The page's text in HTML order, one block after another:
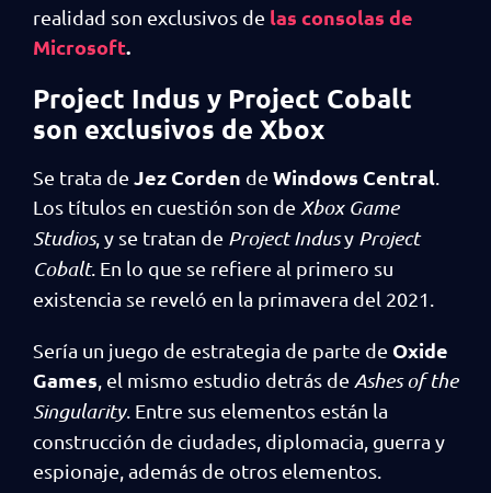
realidad son exclusivos de las consolas de
Microsoft.
Project Indus y Project Cobalt
son exclusivos de Xbox
Se trata de Jez Corden de Windows Central
Los títulos en cuestión son de Xbox Game
Studios, y se tratan de Project Indusy Project
Cobalt. En lo que se refiere al primero su
existencia se reveló en la primavera del 2021.
Sería un juego de estrategia de parte de Oxide
Games , el mismo estudio detrás de Ashes of the
Singularity. Entre sus elementos están la
construcción de ciudades, diplomacia, guerra y
espionaje, además de otros elementos.